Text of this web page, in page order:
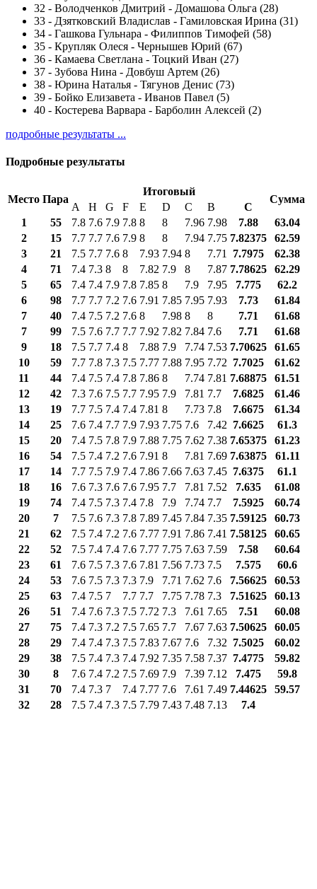
32 - Володченков Дмитрий - Домашова Ольга (28)
33 - Дзятковский Владислав - Гамиловская Ирина (31)
34 - Гашкова Гульнара - Филиппов Тимофей (58)
35 - Крупляк Олеся - Чернышев Юрий (67)
36 - Камаева Светлана - Тоцкий Иван (27)
37 - Зубова Нина - Довбуш Артем (26)
38 - Юрина Наталья - Тягунов Денис (73)
39 - Бойко Елизавета - Иванов Павел (5)
40 - Костерева Варвара - Барболин Алексей (2)
подробные результаты ...
Подробные результаты
Место Пара
Итоговый
Сумма
A H G F E D C B
С
1
55 7.8 7.6 7.9 7.8 8 8 7.96 7.98 7.88
63.04
2
15 7.7 7.7 7.6 7.9 8 8 7.94 7.75 7.82375
62.59
3
21 7.5 7.7 7.6 8 7.93 7.94 8 7.71 7.7975
62.38
4
71 7.4 7.3 8 8 7.82 7.9 8 7.87 7.78625
62.29
5
65 7.4 7.4 7.9 7.8 7.85 8 7.9 7.95 7.775
62.2
6
98 7.7 7.7 7.2 7.6 7.91 7.85 7.95 7.93 7.73
61.84
7
40 7.4 7.5 7.2 7.6 8 7.98 8 8 7.71
61.68
7
99 7.5 7.6 7.7 7.7 7.92 7.82 7.84 7.6 7.71
61.68
9
18 7.5 7.7 7.4 8 7.88 7.9 7.74 7.53 7.70625
61.65
10
59 7.7 7.8 7.3 7.5 7.77 7.88 7.95 7.72 7.7025
61.62
11
44 7.4 7.5 7.4 7.8 7.86 8 7.74 7.81 7.68875
61.51
12
42 7.3 7.6 7.5 7.7 7.95 7.9 7.81 7.7 7.6825
61.46
13
19 7.7 7.5 7.4 7.4 7.81 8 7.73 7.8 7.6675
61.34
14
25 7.6 7.4 7.7 7.9 7.93 7.75 7.6 7.42 7.6625
61.3
15
20 7.4 7.5 7.8 7.9 7.88 7.75 7.62 7.38 7.65375
61.23
16
54 7.5 7.4 7.2 7.6 7.91 8 7.81 7.69 7.63875
61.11
17
14 7.7 7.5 7.9 7.4 7.86 7.66 7.63 7.45 7.6375
61.1
18
16 7.6 7.3 7.6 7.6 7.95 7.7 7.81 7.52 7.635
61.08
19
74 7.4 7.5 7.3 7.4 7.8 7.9 7.74 7.7 7.5925
60.74
20
7 7.5 7.6 7.3 7.8 7.89 7.45 7.84 7.35 7.59125
60.73
21
62 7.5 7.4 7.2 7.6 7.77 7.91 7.86 7.41 7.58125
60.65
22
52 7.5 7.4 7.4 7.6 7.77 7.75 7.63 7.59 7.58
60.64
23
61 7.6 7.5 7.3 7.6 7.81 7.56 7.73 7.5 7.575
60.6
24
53 7.6 7.5 7.3 7.3 7.9 7.71 7.62 7.6 7.56625
60.53
25
63 7.4 7.5 7 7.7 7.7 7.75 7.78 7.3 7.51625
60.13
26
51 7.4 7.6 7.3 7.5 7.72 7.3 7.61 7.65 7.51
60.08
27
75 7.4 7.3 7.2 7.5 7.65 7.7 7.67 7.63 7.50625
60.05
28
29 7.4 7.4 7.3 7.5 7.83 7.67 7.6 7.32 7.5025
60.02
29
38 7.5 7.4 7.3 7.4 7.92 7.35 7.58 7.37 7.4775
59.82
30
8 7.6 7.4 7.2 7.5 7.69 7.9 7.39 7.12 7.475
59.8
31
70 7.4 7.3 7 7.4 7.77 7.6 7.61 7.49 7.44625
59.57
32
28 7.5 7.4 7.3 7.5 7.79 7.43 7.48 7.13 7.4